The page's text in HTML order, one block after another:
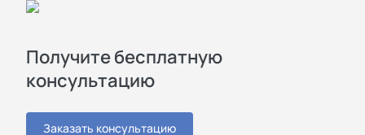
Получите бесплатную
консультацию
Заказать консультацию